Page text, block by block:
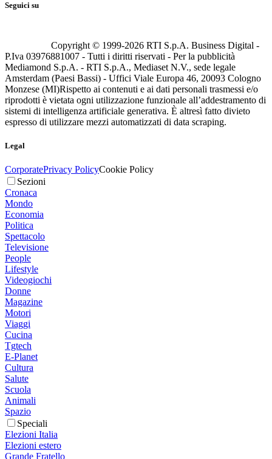
Seguici su
Copyright © 1999-2026 RTI S.p.A. Business Digital -
P.Iva 03976881007 - Tutti i diritti riservati - Per la pubblicità
Mediamond S.p.A. - RTI S.p.A., Mediaset N.V., sede legale
Amsterdam (Paesi Bassi) - Uffici Viale Europa 46, 20093 Cologno
Monzese (MI)Rispetto ai contenuti e ai dati personali trasmessi e/o
riprodotti è vietata ogni utilizzazione funzionale all’addestramento di
sistemi di intelligenza artificiale generativa. È altresì fatto divieto
espresso di utilizzare mezzi automatizzati di data scraping.
Legal
CorporatePrivacy PolicyCookie Policy
Sezioni
Cronaca
Mondo
Economia
Politica
Spettacolo
Televisione
People
Lifestyle
Videogiochi
Donne
Magazine
Motori
Viaggi
Cucina
Tgtech
E-Planet
Cultura
Salute
Scuola
Animali
Spazio
Speciali
Elezioni Italia
Elezioni estero
Grande Fratello